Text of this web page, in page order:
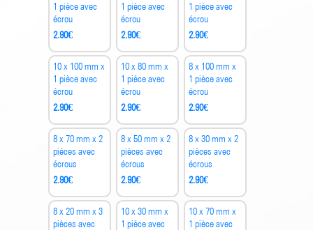
1 pièce avec
écrou
2.90€
1 pièce avec
écrou
2.90€
1 pièce avec
écrou
2.90€
10 x 100 mm x
1 pièce avec
écrou
2.90€
10 x 80 mm x
1 pièce avec
écrou
2.90€
8 x 100 mm x
1 pièce avec
écrou
2.90€
8 x 70 mm x 2
pièces avec
écrous
2.90€
8 x 50 mm x 2
pièces avec
écrous
2.90€
8 x 30 mm x 2
pièces avec
écrous
2.90€
8 x 20 mm x 3
pièces avec
10 x 30 mm x
1 pièce avec
10 x 70 mm x
1 pièce avec